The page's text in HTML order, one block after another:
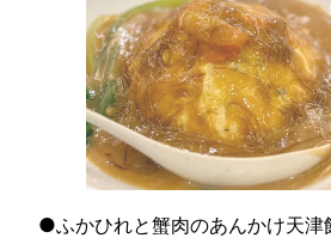
●ふかひれと蟹肉のあんかけ天津